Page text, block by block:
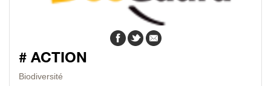
# ACTION
Biodiversité